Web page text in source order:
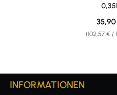
0,35l
(102,57 € /
INFORMATIONEN